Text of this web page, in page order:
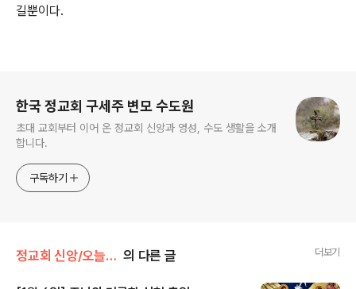
길뿐이다.
한국 정교회 구세주 변모 수도원
초대 교회부터 이어 온 정교회 신앙과 영성, 수도 생활을 소개
합니다.
구독하기
정교회 신앙/오늘의 축일 의 다른 글 더보기